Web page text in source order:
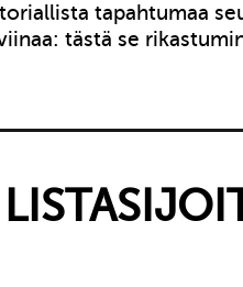
tapahtumaa
tästä se